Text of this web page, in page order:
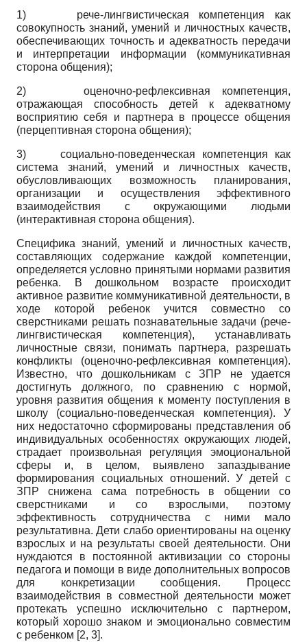
1) рече-лингвистическая компетенция как
совокупность знаний, умений и личностных качеств,
обеспечивающих точность и адекватность передачи
и интерпретации информации (коммуникативная
сторона общения);
2)оценочно-рефлексивная компетенция,
отражающая способность детей к адекватному
восприятию себя и партнера в процессе общения
(перцептивная сторона общения);
3) социально-поведенческая компетенция как
система знаний, умений и личностных качеств,
обусловливающих возможность планирования,
организации и осуществления эффективного
взаимодействия с окружающими людьми
(интерактивная сторона общения).
Специфика знаний, умений и личностных качеств,
составляющих содержание каждой компетенции,
определяется условно принятыми нормами развития
ребенка. В дошкольном возрасте происходит
активное развитие коммуникативной деятельности, в
ходе которой ребенок учится совместно со
сверстниками решать познавательные задачи (рече­
лингвистическая компетенция), устанавливать
личностные связи, понимать партнера, разрешать
конфликты (оценочно-рефлексивная компетенция).
Известно, что дошкольникам с ЗПР не удается
достигнуть должного, по сравнению с нормой,
уровня развития общения к моменту поступления в
школу (социально-поведенческая компетенция). У
них недостаточно сформированы представления об
индивидуальных особенностях окружающих людей,
страдает произвольная регуляция эмоциональной
сферы и, в целом, выявлено запаздывание
формирования социальных отношений. У детей с
ЗПР снижена сама потребность в общении со
сверстниками и со взрослыми, поэтому
эффективность сотрудничества с ними мало
результативна. Дети слабо ориентированы на оценку
взрослых и на результаты своей деятельности. Они
нуждаются в постоянной активизации со стороны
педагога и помощи в виде дополнительных вопросов
для конкретизации сообщения. Процесс
взаимодействия в совместной деятельности может
протекать успешно исключительно с партнером,
который хорошо знаком и эмоционально совместим
с ребенком [2, 3].